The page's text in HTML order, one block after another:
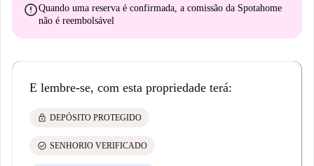
errorQuando uma reserva é confirmada, a comissão da Spotahome
não é reembolsável
E lembre-se, com esta propriedade terá:
lock DEPÓSITO PROTEGIDO
check_circle SENHORIO VERIFICADO